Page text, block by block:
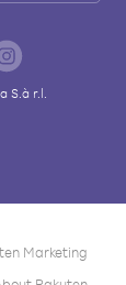
S.à r.l.
Marketing